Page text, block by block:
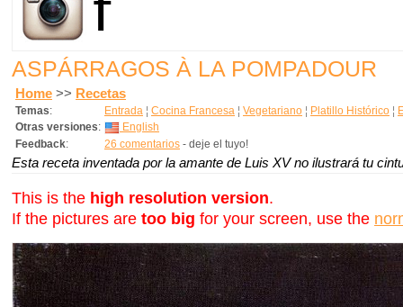
ASPÁRRAGOS À LA POMPADOUR
Home >> Recetas
Temas: Entrada ¦ Cocina Francesa ¦ Vegetariano ¦ Platillo Histórico ¦
Otras versiones:
English
Feedback: 26 comentarios - deje el tuyo!
Esta receta inventada por la amante de Luis XV no ilustrará tu
This is the high resolution version.
If the pictures are too big for your screen, use the